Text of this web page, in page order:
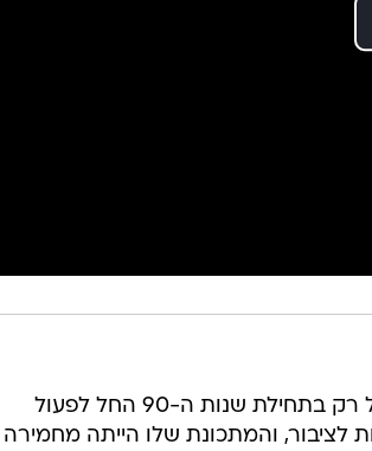
לנו את המכוניות הכי בטוחות שהם מסוגלים לייצר. אבל רק בתחילת שנות ה-90 החל לפעול
לציבור, והמתכונת שלו הייתה מחמירה